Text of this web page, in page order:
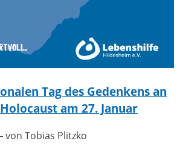
Tag des Gedenkens an
am 27. Januar
Tobias Plitzko